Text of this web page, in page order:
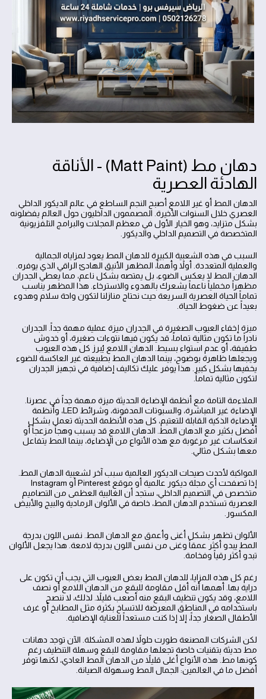
دهان مط (Matt Paint) - الأناقة
الهادئة العصرية
الدهان المط أو غير اللامع أصبح النجم الساطع في عالم الديكور الداخلي
العصري خلال السنوات الأخيرة. المصممون الداخليون حول العالم يفضلونه
بشكل متزايد، وهو الخيار الأول في معظم المجلات والبرامج التلفزيونية
المتخصصة في التصميم الداخلي والديكور.
السبب في هذه الشعبية الكبيرة للدهان المط يعود لمزاياه الجمالية
والعملية المتعددة. أولاً وأهماً، المظهر الأنيق الهادئ الراقي الذي يوفره.
الدهان المط لا يعكس الضوء، بل يمتصه بشكل ناعم، مما يعطي الجدران
مظهراً مخملياً ناعماً يشعرك بالهدوء والاسترخاء. هذا المظهر يناسب
تماماً الحياة العصرية السريعة حيث نحتاج منازلنا لتكون واحة سلام وهدوء
بعيداً عن ضغوط الحياة.
ميزة إخفاء العيوب الصغيرة في الجدران ميزة عملية مهمة جداً. الجدران
نادراً ما تكون مثالية تماماً، قد يكون فيها نتوءات صغيرة، أو خدوش
طفيفة، أو عدم استواء بسيط. الدهان اللامع يُبرز كل هذه العيوب
ويجعلها ظاهرة بوضوح، بينما الدهان المط بطبيعته غير العاكسة للضوء
يخفيها بشكل كبير. هذا يوفر عليك تكاليف إضافية في تجهيز الجدران
لتكون مثالية تماماً.
الملاءمة التامة مع أنظمة الإضاءة الحديثة ميزة مهمة جداً في عصرنا.
الإضاءة غير المباشرة، والسبوتات المدفونة، وشرائط LED، وأنظمة
الإضاءة الذكية القابلة للتعتيم، كل هذه الأنظمة الحديثة تعمل بشكل
أفضل بكثير مع الدهان المط. الدهان اللامع قد يسبب وهجاً مزعجاً أو
انعكاسات غير مرغوبة مع هذه الأنواع من الإضاءة، بينما المط يتفاعل
معها بشكل مثالي.
المواكبة لأحدث صيحات الديكور العالمية سبب آخر لشعبية الدهان المط.
إذا تصفحت أي مجلة ديكور عالمية أو موقع Pinterest أو Instagram
متخصص في التصميم الداخلي، ستجد أن الغالبية العظمى من التصاميم
العصرية تستخدم الدهان المط، خاصة في الألوان الرمادية والبيج والأبيض
المكسور.
الألوان تظهر بشكل أغنى وأعمق مع الدهان المط. نفس اللون بدرجة
المط يبدو أكثر عمقاً وغنى من نفس اللون بدرجة لامعة. هذا يجعل الألوان
تبدو أكثر رقياً وفخامة.
رغم كل هذه المزايا، للدهان المط بعض العيوب التي يجب أن تكون على
دراية بها. أهمها أنه أقل مقاومة للبقع من الدهان اللامع أو نصف
اللامع، وقد يكون تنظيف البقع منه أصعب قليلاً. لذلك، لا ننصح
باستخدامه في المناطق المعرضة للاتساخ بكثرة مثل المطابخ أو غرف
الأطفال الصغار جداً، إلا إذا كنت مستعداً للعناية الإضافية.
لكن الشركات المصنعة طورت حلولاً لهذه المشكلة. الآن توجد دهانات
مط حديثة بتقنيات خاصة تجعلها مقاومة للبقع وسهلة التنظيف رغم
كونها مط. هذه الأنواع أغلى قليلاً من الدهان المط العادي، لكنها توفر
أفضل ما في العالمين: الجمال المط وسهولة الصيانة.